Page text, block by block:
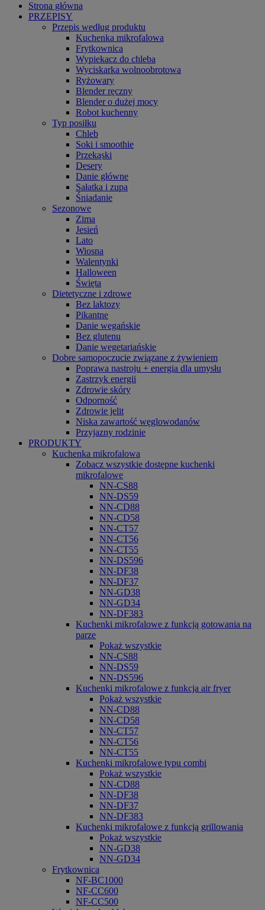
Strona główna
PRZEPISY
Przepis według produktu
Kuchenka mikrofalowa
Frytkownica
Wypiekacz do chleba
Wyciskarka wolnoobrotowa
Ryżowary
Blender ręczny
Blender o dużej mocy
Robot kuchenny
Typ posiłku
Chleb
Soki i smoothie
Przekąski
Desery
Danie główne
Sałatka i zupa
Śniadanie
Sezonowe
Zima
Jesień
Lato
Wiosna
Walentynki
Halloween
Święta
Dietetyczne i zdrowe
Bez laktozy
Pikantne
Danie wegańskie
Bez glutenu
Danie wegetariańskie
Dobre samopoczucie związane z żywieniem
Poprawa nastroju + energia dla umysłu
Zastrzyk energii
Zdrowie skóry
Odporność
Zdrowie jelit
Niska zawartość węglowodanów
Przyjazny rodzinie
PRODUKTY
Kuchenka mikrofalowa
Zobacz wszystkie dostępne kuchenki
mikrofalowe
NN-CS88
NN-DS59
NN-CD88
NN-CD58
NN-CT57
NN-CT56
NN-CT55
NN-DS596
NN-DF38
NN-DF37
NN-GD38
NN-GD34
NN-DF383
Kuchenki mikrofalowe z funkcją gotowania na
parze
Pokaż wszystkie
NN-CS88
NN-DS59
NN-DS596
Kuchenki mikrofalowe z funkcja air fryer
Pokaż wszystkie
NN-CD88
NN-CD58
NN-CT57
NN-CT56
NN-CT55
Kuchenki mikrofalowe typu combi
Pokaż wszystkie
NN-CD88
NN-DF38
NN-DF37
NN-DF383
Kuchenki mikrofalowe z funkcją grillowania
Pokaż wszystkie
NN-GD38
NN-GD34
Frytkownica
NF-BC1000
NF-CC600
NF-CC500